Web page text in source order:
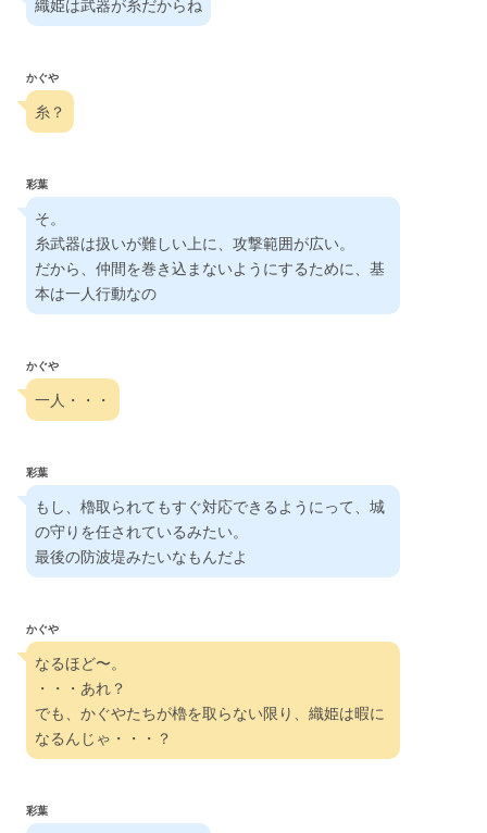
織姫は武器が糸だからね
かぐや
糸？
彩葉
そ。
糸武器は扱いが難しい上に、攻撃範囲が広い。
だから、仲間を巻き込まないようにするために、基
本は一人行動なの
かぐや
一人・・・
彩葉
もし、櫓取られてもすぐ対応できるようにって、城
の守りを任されているみたい。
最後の防波堤みたいなもんだよ
かぐや
なるほど〜。
・・・あれ？
でも、かぐやたちが櫓を取らない限り、織姫は暇に
なるんじゃ・・・？
彩葉